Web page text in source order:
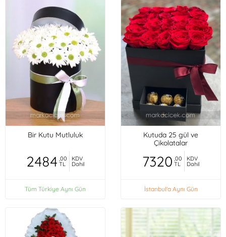
Bir Kutu Mutluluk
2484 ,00
TL
KDV
Dahil
Tüm Türkiye Aynı Gün
Kutuda 25 gül ve
Çikolatalar
7320 ,00
TL
KDV
Dahil
İstanbul'a Aynı Gün